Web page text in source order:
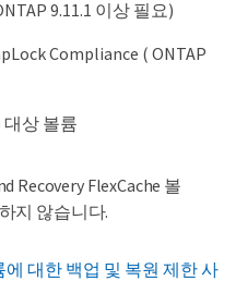
9.11.1 이상 필요)
Compliance ( ONTAP
상 볼륨
Recovery FlexCache 볼
지 않습니다.
에 대한 백업 및 복원 제한 사